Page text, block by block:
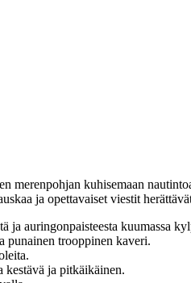
merenpohjan kuhisemaan
ja opettavaiset viestit
ja auringonpaisteesta kuumassa
punainen trooppinen kaveri.
ja pitkäikäinen.